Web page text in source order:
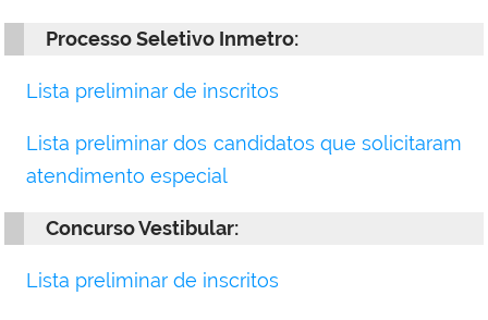
Processo Seletivo Inmetro:
Lista preliminar de inscritos
Lista preliminar dos candidatos que solicitaram
atendimento especial
Concurso Vestibular:
Lista preliminar de inscritos